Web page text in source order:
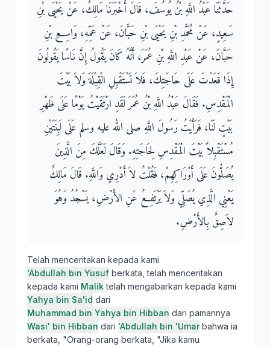
حَدَّثَنَا عَبْدُ اللَّهِ بْنُ يُوسُفَ، قَالَ أَخْبَرَنَا مَالِكٌ، عَنْ يَحْيَى بْنِ
سَعِيدٍ، عَنْ مُحَمَّدِ بْنِ يَحْيَى بْنِ حَبَّانَ، عَنْ عَمِّهِ، وَاسِعِ بْنِ
حَبَّانَ، عَنْ عَبْدِ اللَّهِ بْنِ عُمَرَ، أَنَّهُ كَانَ يَقُولُ إِنَّ نَاسًا يَقُولُونَ
إِذَا قَعَدْتَ عَلَى حَاجَتِكَ، فَلاَ تَسْتَقْبِلِ الْقِبْلَةَ وَلاَ بَيْتَ
الْمَقْدِسِ‏.‏ فَقَالَ عَبْدُ اللَّهِ بْنُ عُمَرَ لَقَدِ ارْتَقَيْتُ يَوْمًا عَلَى ظَهْرِ
بَيْتٍ لَنَا، فَرَأَيْتُ رَسُولَ اللَّهِ صلى الله عليه وسلم عَلَى لَبِنَتَيْنِ
مُسْتَقْبِلاً بَيْتَ الْمَقْدِسِ لِحَاجَتِهِ‏.‏ وَقَالَ لَعَلَّكَ مِنَ الَّذِينَ
يُصَلُّونَ عَلَى أَوْرَاكِهِمْ، فَقُلْتُ لاَ أَدْرِي وَاللَّهِ‏.‏ قَالَ مَالِكٌ
يَعْنِي الَّذِي يُصَلِّي وَلاَ يَرْتَفِعُ عَنِ الأَرْضِ، يَسْجُدُ وَهُوَ
لاَصِقٌ بِالأَرْضِ‏.‏
Telah menceritakan kepada kami
'Abdullah bin Yusuf berkata, telah menceritakan
kepada kami Maliktelah mengabarkan kepada kami
Yahya bin Sa'id dari
Muhammad bin Yahya bin Hibban dari pamannya
Wasi' bin Hibban dari 'Abdullah bin 'Umarbahwa ia
berkata, "Orang-orang berkata, "Jika kamu